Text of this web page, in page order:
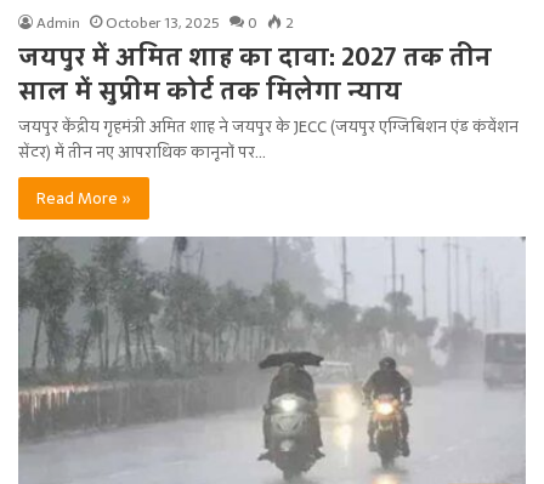
Admin October 13, 2025 0 2
जयपुर में अमित शाह का दावा: 2027 तक तीन
साल में सुप्रीम कोर्ट तक मिलेगा न्याय
जयपुर केंद्रीय गृहमंत्री अमित शाह ने जयपुर के JECC (जयपुर एग्जिबिशन एंड कंवेंशन
सेंटर) में तीन नए आपराधिक कानूनों पर…
Read More »